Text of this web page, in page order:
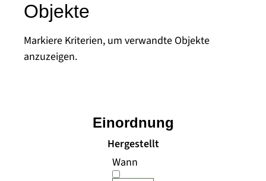
Objekte
Markiere Kriterien, um verwandte Objekte
anzuzeigen.
Hergestellt
Wann
Einordnung